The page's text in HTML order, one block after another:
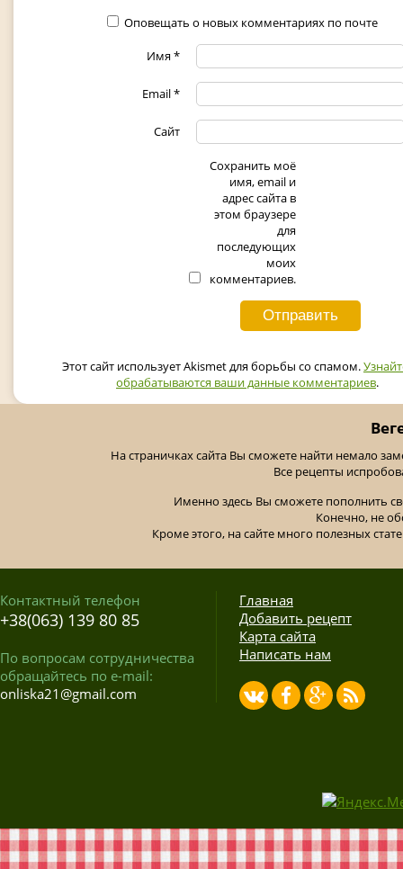
Оповещать о новых комментариях по почте
Имя*
Email*
Сайт
Сохранить моё
имя, email и
адрес сайта в
этом браузере
для
последующих
моих
комментариев.
Этот сайт использует Akismet для борьбы со спамом.
обрабатываются ваши данные комментариев.
На страничках сайта Вы сможете найти немало
Все рецепты
Именно здесь Вы сможете пополнить
Конечно, не
Кроме этого, на сайте много полезных
Контактный телефон
+38(063) 139 80 85
По вопросам сотрудничества
обращайтесь по e-mail:
onliska21@gmail.com
Главная
Добавить рецепт
Карта сайта
Написать нам